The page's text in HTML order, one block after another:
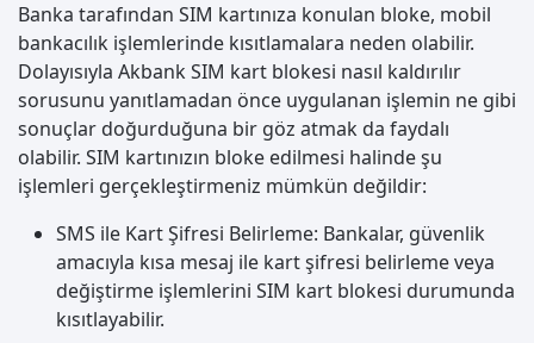
Banka tarafından SIM kartınıza konulan bloke, mobil
bankacılık işlemlerinde kısıtlamalara neden olabilir.
Dolayısıyla Akbank SIM kart blokesi nasıl kaldırılır
sorusunu yanıtlamadan önce uygulanan işlemin ne gibi
sonuçlar doğurduğuna bir göz atmak da faydalı
olabilir. SIM kartınızın bloke edilmesi halinde şu
işlemleri gerçekleştirmeniz mümkün değildir:
SMS ile Kart Şifresi Belirleme: Bankalar, güvenlik
amacıyla kısa mesaj ile kart şifresi belirleme veya
değiştirme işlemlerini SIM kart blokesi durumunda
kısıtlayabilir.